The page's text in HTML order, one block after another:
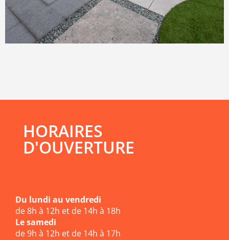
HORAIRES
D'OUVERTURE
Du lundi au vendredi
de 8h à 12h et de 14h à 18h
Le samedi
de 9h à 12h et de 14h à 17h